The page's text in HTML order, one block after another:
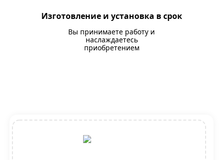
Изготовление и установка в срок
Вы принимаете работу и
наслаждаетесь
приобретением